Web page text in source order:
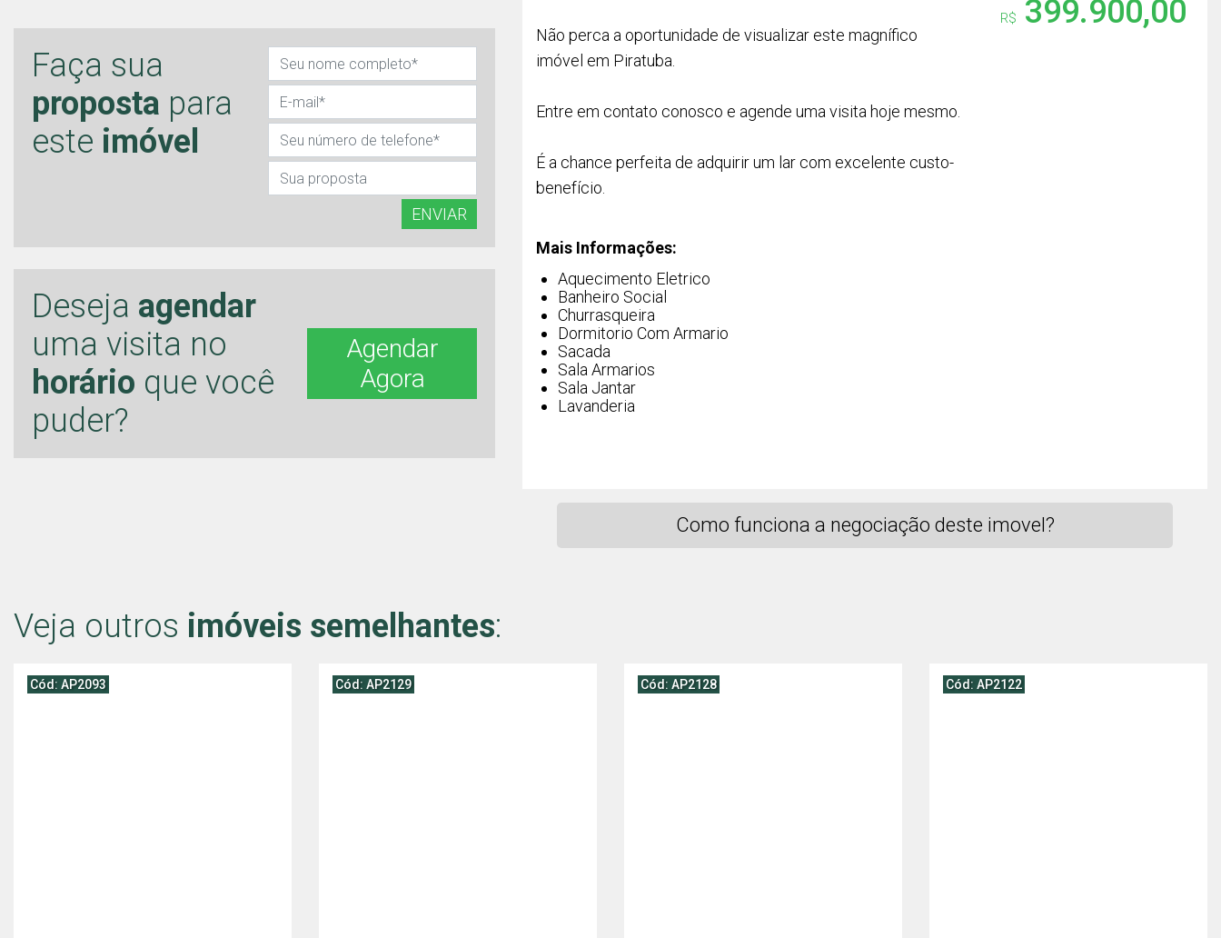
Faça sua
proposta para
este imóvel
ENVIAR
Deseja agendar
uma visita no
horário que você
puder?
Agendar
Agora
Não perca a oportunidade de visualizar este magnífico
imóvel em Piratuba.
Entre em contato conosco e agende uma visita hoje mesmo.
É a chance perfeita de adquirir um lar com excelente custo-
benefício.
Mais Informações:
Aquecimento Eletrico
Banheiro Social
Churrasqueira
Dormitorio Com Armario
Sacada
Sala Armarios
Sala Jantar
Lavanderia
R$ 399.900,00
Como funciona a negociação deste imovel?
Veja outros imóveis semelhantes:
Cód: AP2093 Cód: AP2129 Cód: AP2128 Cód: AP2122